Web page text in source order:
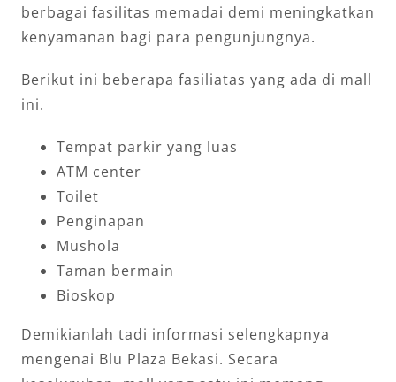
berbagai fasilitas memadai demi meningkatkan
kenyamanan bagi para pengunjungnya.
Berikut ini beberapa fasiliatas yang ada di mall
ini.
Tempat parkir yang luas
ATM center
Toilet
Penginapan
Mushola
Taman bermain
Bioskop
Demikianlah tadi informasi selengkapnya
mengenai Blu Plaza Bekasi. Secara